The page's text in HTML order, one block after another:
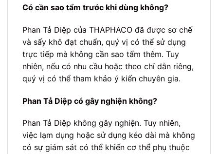
Có cần sao tẩm trước khi dùng không?
Phan Tả Diệp của THAPHACO đã được sơ chế
và sấy khô đạt chuẩn, quý vị có thể sử dụng
trực tiếp mà không cần sao tẩm thêm. Tuy
nhiên, nếu có nhu cầu hoặc theo chỉ dẫn riêng,
quý vị có thể tham khảo ý kiến chuyên gia.
Phan Tả Diệp có gây nghiện không?
Phan Tả Diệp không gây nghiện. Tuy nhiên,
việc lạm dụng hoặc sử dụng kéo dài mà không
có sự giám sát có thể khiến cơ thể phụ thuộc